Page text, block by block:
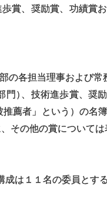
賞、奨励賞、功績賞
各担当理事および常
門）、技術進歩賞、奨
薦者」という）の名
その他の賞については
は１１名の委員とす